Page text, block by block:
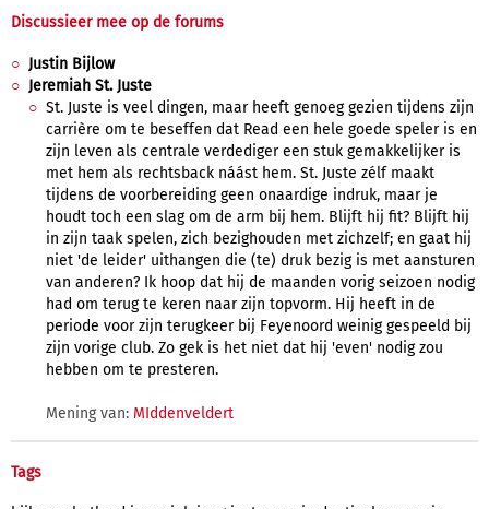
Discussieer mee op de forums
Justin Bijlow
Jeremiah St. Juste
St. Juste is veel dingen, maar heeft genoeg gezien tijdens zijn
carrière om te beseffen dat Read een hele goede speler is en
zijn leven als centrale verdediger een stuk gemakkelijker is
met hem als rechtsback náást hem. St. Juste zélf maakt
tijdens de voorbereiding geen onaardige indruk, maar je
houdt toch een slag om de arm bij hem. Blijft hij fit? Blijft hij
in zijn taak spelen, zich bezighouden met zichzelf; en gaat hij
niet 'de leider' uithangen die (te) druk bezig is met aansturen
van anderen? Ik hoop dat hij de maanden vorig seizoen nodig
had om terug te keren naar zijn topvorm. Hij heeft in de
periode voor zijn terugkeer bij Feyenoord weinig gespeeld bij
zijn vorige club. Zo gek is het niet dat hij 'even' nodig zou
hebben om te presteren.
Mening van: MIddenveldert
Tags